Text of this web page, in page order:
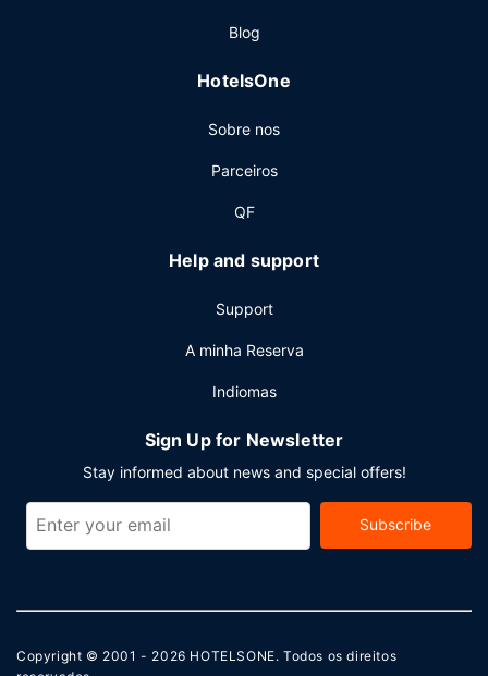
8:30 e as 10:30 mediante uma sobretaxa.
Check-in rápido e jornais grátis no lobby. Planeia um
conferências e de uma sala de reuniões, com uma área
total de 45 metros quadrados. Há estacionamento grátis
Blog
HotelsOne
Sobre nos
Parceiros
QF
Help and support
Support
A minha Reserva
Indiomas
Sign Up for Newsletter
Stay informed about news and special offers!
Subscribe
Copyright © 2001 - 2026 HOTELSONE. Todos os direitos